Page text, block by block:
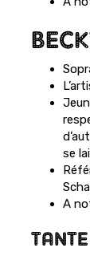
se
A